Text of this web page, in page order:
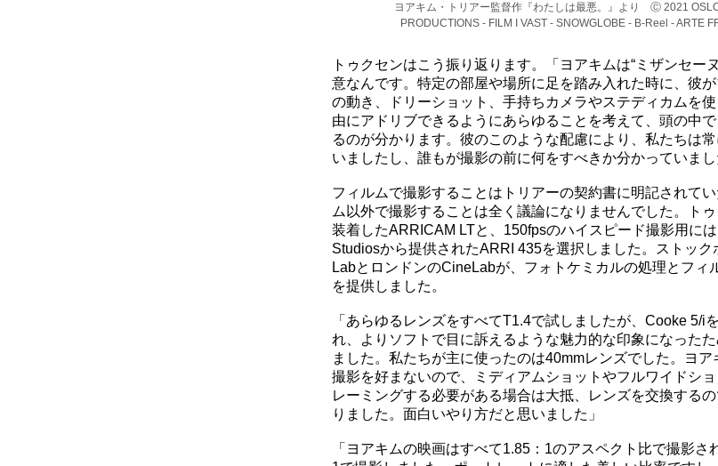
ヨアキム・トリアー監督作『わたしは最悪。』より Ⓒ 2021
PRODUCTIONS - FILM I VAST - SNOWGLOBE - B-Reel - ARTE
トゥクセンはこう振り返ります。「ヨアキムは“ミザンセー
意なんです。特定の部屋や場所に足を踏み入れた時に、彼
の動き、ドリーショット、手持ちカメラやステディカムを
由にアドリブできるようにあらゆることを考えて、頭の中
るのが分かります。彼のこのような配慮により、私たちは
いましたし、誰もが撮影の前に何をすべきか分かっていまし
フィルムで撮影することはトリアーの契約書に明記されて
ム以外で撮影することは全く議論になりませんでした。ト
装着したARRICAM LTと、150fpsのハイスピード撮影用に
Studiosから提供されたARRI 435を選択しました。ストッ
LabとロンドンのCineLabが、フォトケミカルの処理とフィ
を提供しました。
「あらゆるレンズをすべてT1.4で試しましたが、Cooke 5/i
れ、よりソフトで目に訴えるような魅力的な印象になった
ました。私たちが主に使ったのは40mmレンズでした。ヨ
撮影を好まないので、ミディアムショットやフルワイドシ
レーミングする必要がある場合は大抵、レンズを交換する
りました。面白いやり方だと思いました」
「ヨアキムの映画はすべて1.85：1のアスペクト比で撮影さ